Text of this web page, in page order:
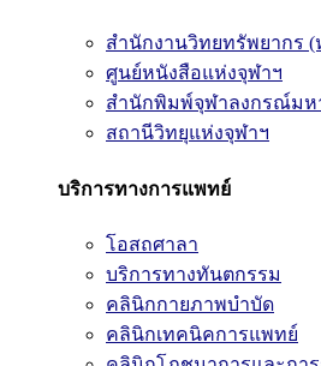
สำนักงานวิทยทรัพยากร
ศูนย์หนังสือแห่งจุฬาฯ
สำนักพิมพ์จุฬาลงกรณ์มห
สถานีวิทยุแห่งจุฬาฯ
บริการทางการแพทย์
โอสถศาลา
บริการทางทันตกรรม
คลินิกกายภาพบำบัด
คลินิกเทคนิคการแพทย์